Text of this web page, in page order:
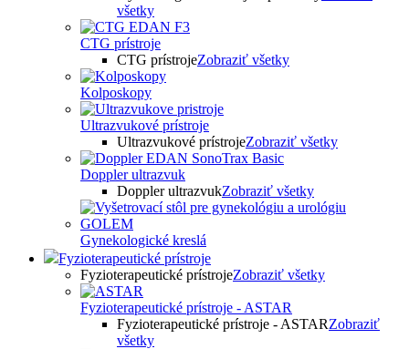
všetky
CTG prístroje
CTG prístrojeZobraziť všetky
Kolposkopy
Ultrazvukové prístroje
Ultrazvukové prístrojeZobraziť všetky
Doppler ultrazvuk
Doppler ultrazvukZobraziť všetky
Gynekologické kreslá
Fyzioterapeutické prístroje
Fyzioterapeutické prístrojeZobraziť všetky
Fyzioterapeutické prístroje - ASTAR
Fyzioterapeutické prístroje - ASTARZobraziť
všetky